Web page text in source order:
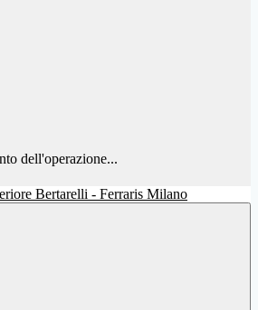
dell'operazione...